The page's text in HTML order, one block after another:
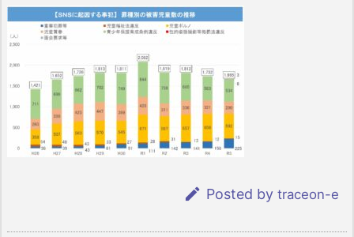
 Posted by traceon-e